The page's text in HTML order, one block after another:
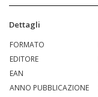
Dettagli
FORMATO
EDITORE
EAN
ANNO PUBBLICAZIONE